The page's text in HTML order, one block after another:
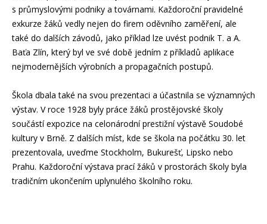
s průmyslovými podniky a továrnami. Každoroční pravidelné
exkurze žáků vedly nejen do firem oděvního zaměření, ale
také do dalších závodů, jako příklad lze uvést podnik T. a A.
Baťa Zlín, který byl ve své době jedním z příkladů aplikace
nejmodernějších výrobních a propagačních postupů.
Škola dbala také na svou prezentaci a účastnila se významných
výstav. V roce 1928 byly práce žáků prostějovské školy
součástí expozice na celonárodní prestižní výstavě Soudobé
kultury v Brně. Z dalších míst, kde se škola na počátku 30. let
prezentovala, uveďme Stockholm, Bukurešť, Lipsko nebo
Prahu. Každoroční výstava prací žáků v prostorách školy byla
tradičním ukončením uplynulého školního roku.